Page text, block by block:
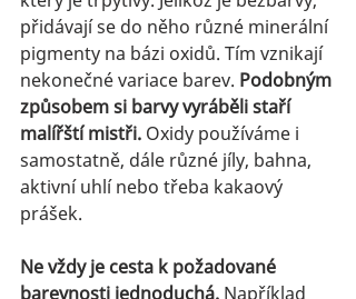
přidávají se do něho různé minerální
pigmenty na bázi oxidů. Tím vznikají
nekonečné variace barev. Podobným
způsobem si barvy vyráběli staří
malířští mistři. Oxidy používáme i
samostatně, dále různé jíly, bahna,
aktivní uhlí nebo třeba kakaový
prášek.
Ne vždy je cesta k požadované
barevnosti jednoduchá. Například